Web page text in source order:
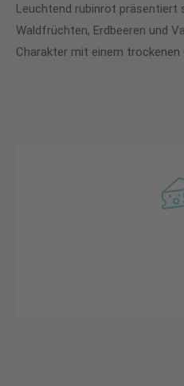
Leuchtend rubinrot präsentiert
Waldfrüchten, Erdbeeren und
Charakter mit einem